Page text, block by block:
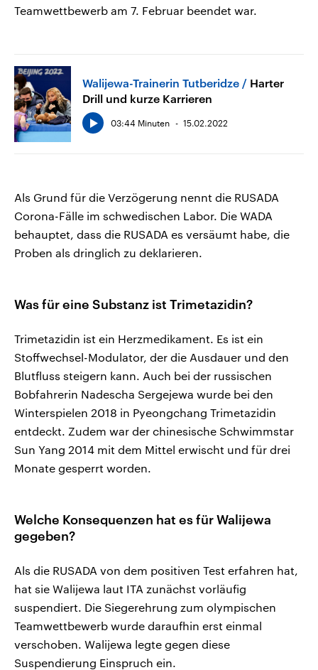
Teamwettbewerb am 7. Februar beendet war.
Walijewa-Trainerin Tutberidze
Harter
Drill und kurze Karrieren
03:44 Minuten 15.02.2022
Als Grund für die Verzögerung nennt die RUSADA
Corona-Fälle im schwedischen Labor. Die WADA
behauptet, dass die RUSADA es versäumt habe, die
Proben als dringlich zu deklarieren.
Was für eine Substanz ist Trimetazidin?
Trimetazidin ist ein Herzmedikament. Es ist ein
Stoffwechsel-Modulator, der die Ausdauer und den
Blutfluss steigern kann. Auch bei der russischen
Bobfahrerin Nadescha Sergejewa wurde bei den
Winterspielen 2018 in Pyeongchang Trimetazidin
entdeckt. Zudem war der chinesische Schwimmstar
Sun Yang 2014 mit dem Mittel erwischt und für drei
Monate gesperrt worden.
Welche Konsequenzen hat es für Walijewa
gegeben?
Als die RUSADA von dem positiven Test erfahren hat,
hat sie Walijewa laut ITA zunächst vorläufig
suspendiert. Die Siegerehrung zum olympischen
Teamwettbewerb wurde daraufhin erst einmal
verschoben. Walijewa legte gegen diese
Suspendierung Einspruch ein.